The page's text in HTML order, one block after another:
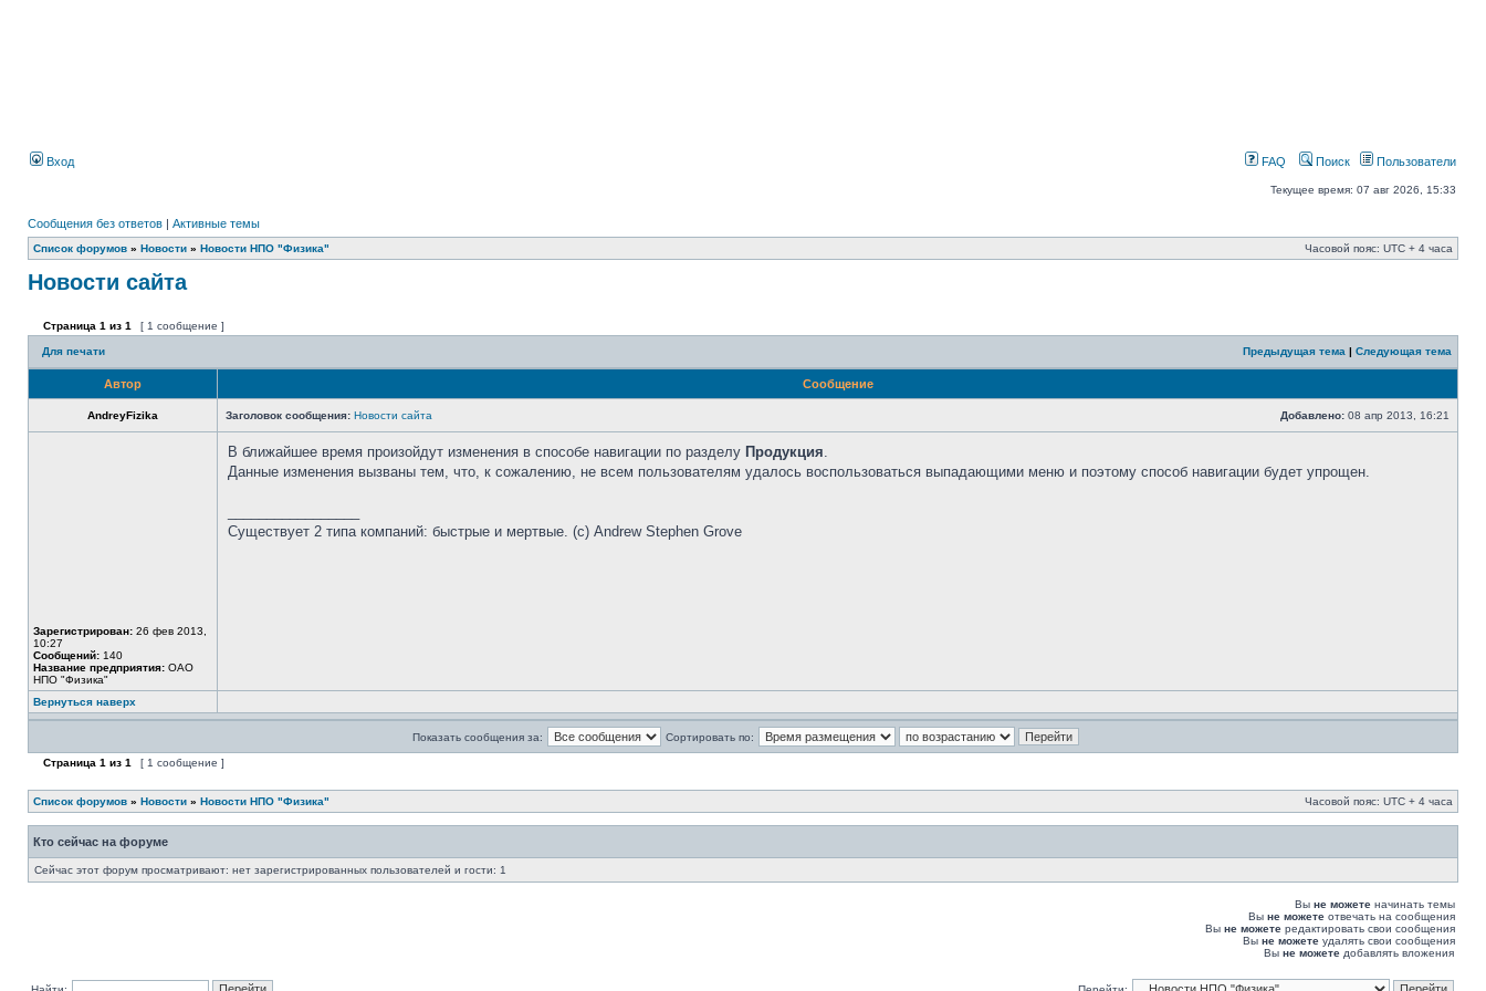
Вход FAQ Поиск Пользователи
Текущее время: 07 авг 2026, 15:33
Сообщения без ответов | Активные темы
Список форумов » Новости » Новости НПО "Физика" Часовой пояс: UTC + 4 часа
Новости сайта
Страница 1 из 1 [ 1 сообщение ]
Для печати Предыдущая тема | Следующая тема
Автор Сообщение
AndreyFizika Заголовок сообщения: Новости сайта Добавлено: 08 апр 2013, 16:21
Зарегистрирован: 26 фев 2013,
10:27
Сообщений: 140
Название предприятия: ОАО
НПО "Физика"
В ближайшее время произойдут изменения в способе навигации по разделу Продукция.
Данные изменения вызваны тем, что, к сожалению, не всем пользователям удалось воспользоваться выпадающими меню и поэтому способ навигации будет упрощен.
Существует 2 типа компаний: быстрые и мертвые. (с) Andrew Stephen Grove
Вернуться наверх
Показать сообщения за: Сортировать по:
Страница 1 из 1 [ 1 сообщение ]
Список форумов » Новости » Новости НПО "Физика" Часовой пояс: UTC + 4 часа
Кто сейчас на форуме
Сейчас этот форум просматривают: нет зарегистрированных пользователей и гости: 1
Вы не можете начинать темы
Вы не можете отвечать на сообщения
Вы не можете редактировать свои сообщения
Вы не можете удалять свои сообщения
Вы не можете добавлять вложения